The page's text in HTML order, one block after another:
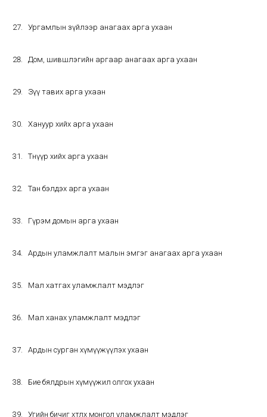
Ургамлын зүйлээр анагаах арга ухаан
Дом, шившлэгийн аргаар анагаах арга ухаан
Зүү тавих арга ухаан
Хануур хийх арга ухаан
Төөнүүр хийх арга ухаан
Тан бэлдэх арга ухаан
Гүрэм домын арга ухаан
Ардын уламжлалт малын эмгэг анагаах арга ухаан
Мал хатгах уламжлалт мэдлэг
Мал ханах уламжлалт мэдлэг
Ардын сурган хүмүүжүүлэх ухаан
Бие бялдрын хүмүүжил олгох ухаан
Угийн бичиг хөтлөх монгол уламжлалт мэдлэг